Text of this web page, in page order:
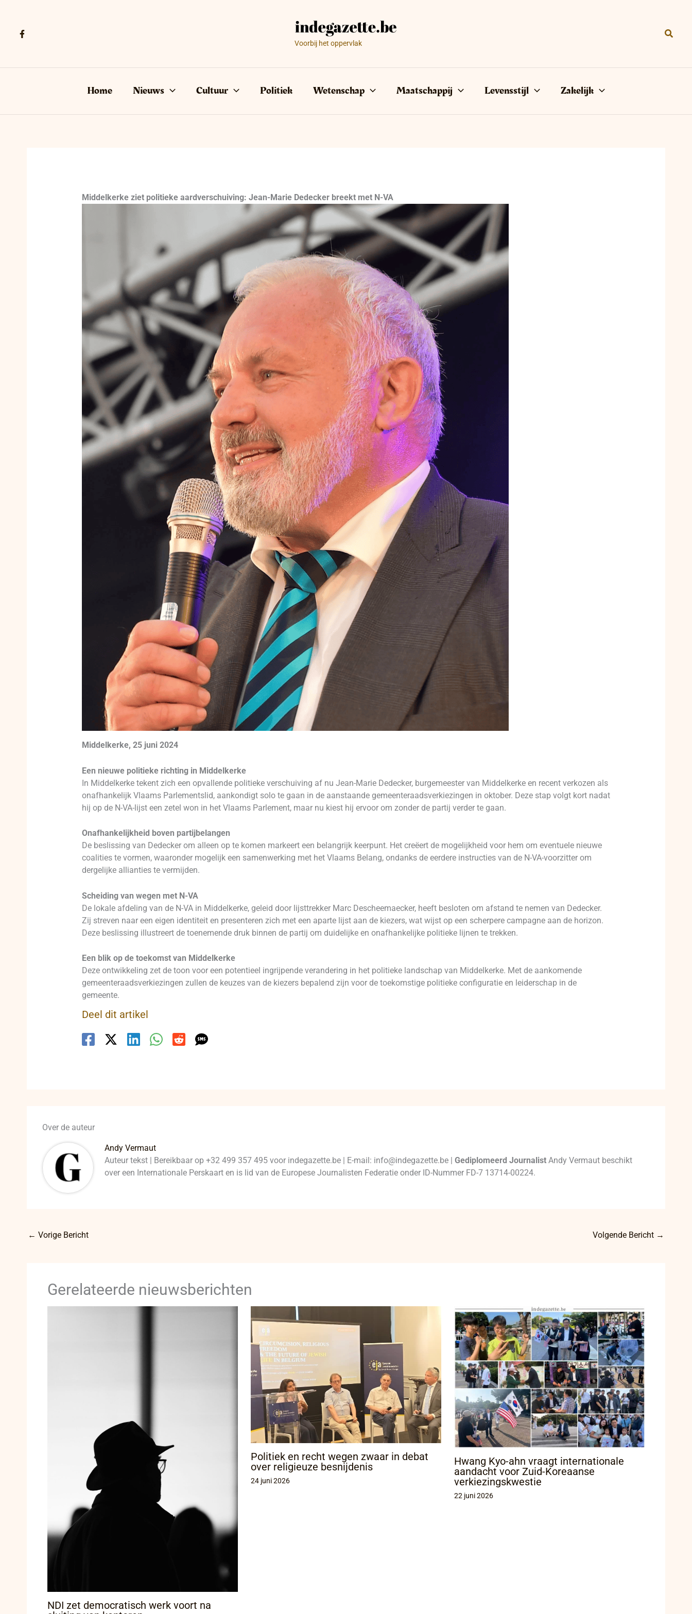
Voorbij het oppervlak
Home Nieuws Cultuur Politiek Wetenschap Maatschappij Levensstijl Zakelijk
Middelkerke ziet politieke aardverschuiving: Jean-Marie Dedecker breekt met N-VA
Middelkerke, 25 juni 2024
Een nieuwe politieke richting in Middelkerke
In Middelkerke tekent zich een opvallende politieke verschuiving af nu Jean-Marie Dedecker, burgemeester van Middelkerke en recent verkozen als
onafhankelijk Vlaams Parlementslid, aankondigt solo te gaan in de aanstaande gemeenteraadsverkiezingen in oktober. Deze stap volgt kort nadat
hij op de N-VA-lijst een zetel won in het Vlaams Parlement, maar nu kiest hij ervoor om zonder de partij verder te gaan.
Onafhankelijkheid boven partijbelangen
De beslissing van Dedecker om alleen op te komen markeert een belangrijk keerpunt. Het creëert de mogelijkheid voor hem om eventuele nieuwe
coalities te vormen, waaronder mogelijk een samenwerking met het Vlaams Belang, ondanks de eerdere instructies van de N-VA-voorzitter om
dergelijke allianties te vermijden.
Scheiding van wegen met N-VA
De lokale afdeling van de N-VA in Middelkerke, geleid door lijsttrekker Marc Descheemaecker, heeft besloten om afstand te nemen van Dedecker.
Zij streven naar een eigen identiteit en presenteren zich met een aparte lijst aan de kiezers, wat wijst op een scherpere campagne aan de horizon.
Deze beslissing illustreert de toenemende druk binnen de partij om duidelijke en onafhankelijke politieke lijnen te trekken.
Een blik op de toekomst van Middelkerke
Deze ontwikkeling zet de toon voor een potentieel ingrijpende verandering in het politieke landschap van Middelkerke. Met de aankomende
gemeenteraadsverkiezingen zullen de keuzes van de kiezers bepalend zijn voor de toekomstige politieke configuratie en leiderschap in de
gemeente.
Deel dit artikel
Over de auteur
Andy Vermaut
Auteur tekst | Bereikbaar op +32 499 357 495 voor indegazette.be | E-mail: info@indegazette.be |Gediplomeerd Journalist Andy Vermaut beschikt
over een Internationale Perskaart en is lid van de Europese Journalisten Federatie onder ID-Nummer FD-7 13714-00224.
← Vorige Bericht Volgende Bericht →
Gerelateerde nieuwsberichten
NDI zet democratisch werk voort na
Politiek en recht wegen zwaar in debat
over religieuze besnijdenis
24 juni 2026
Hwang Kyo-ahn vraagt internationale
aandacht voor Zuid-Koreaanse
verkiezingskwestie
22 juni 2026